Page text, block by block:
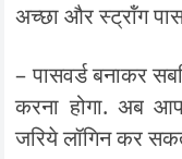
अच्छा और स्ट्रॉंग
– पासवर्ड बनाकर
करना होगा. अब
जरिये लॉगिन कर